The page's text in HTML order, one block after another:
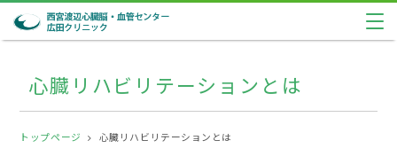
心臓リハビリテーションとは
トップページ 心臓リハビリテーションとは